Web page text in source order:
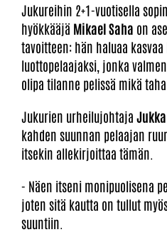
Jukureihin 2+1-vuotisella
hyökkääjä Mikael Saha on
tavoitteen: hän haluaa
luottopelaajaksi, jonka
olipa tilanne pelissä mikä
Jukurien urheilujohtaja
kahden suunnan pelaajan
itsekin allekirjoittaa tämän.
- Näen itseni monipuolisena
joten sitä kautta on tullut
suuntiin.